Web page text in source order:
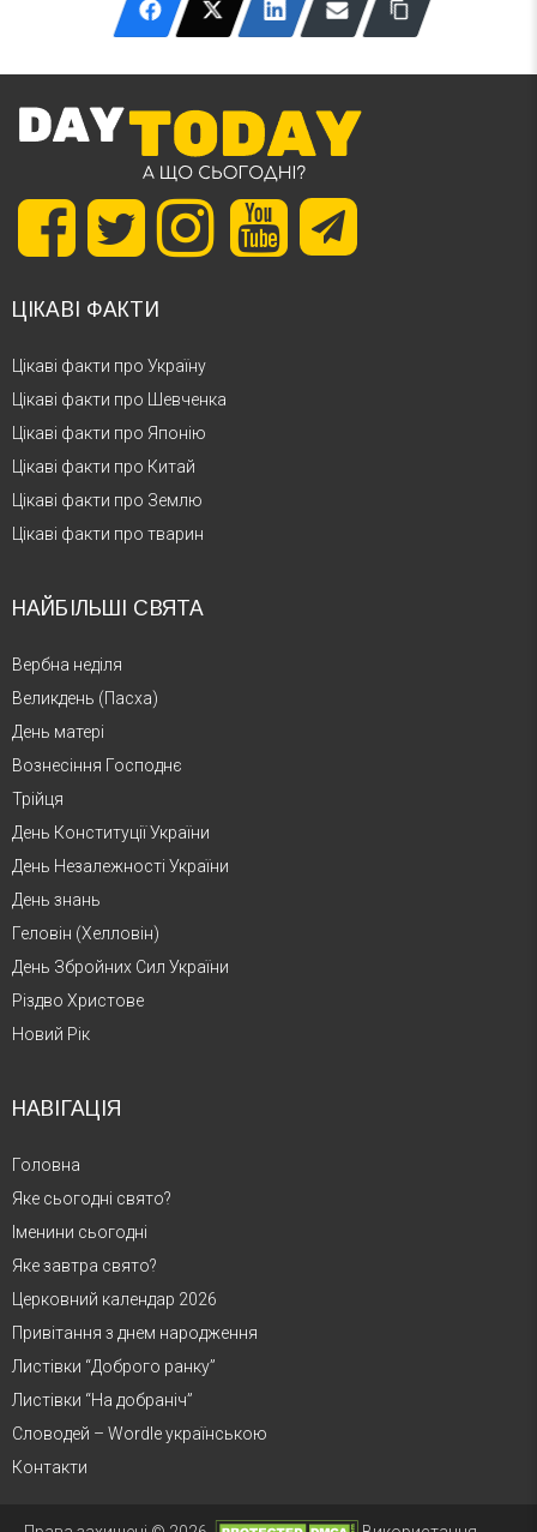
ЦІКАВІ ФАКТИ
Цікаві факти про Україну
Цікаві факти про Шевченка
Цікаві факти про Японію
Цікаві факти про Китай
Цікаві факти про Землю
Цікаві факти про тварин
НАЙБІЛЬШІ СВЯТА
Вербна неділя
Великдень (Пасха)
День матері
Вознесіння Господнє
Трійця
День Конституції України
День Незалежності України
День знань
Геловін (Хелловін)
День Збройних Сил України
Різдво Христове
Новий Рік
НАВІГАЦІЯ
Головна
Яке сьогодні свято?
Іменини сьогодні
Яке завтра свято?
Церковний календар 2026
Привітання з днем народження
Листівки “Доброго ранку”
Листівки “На добраніч”
Словодей – Wordle українською
Контакти